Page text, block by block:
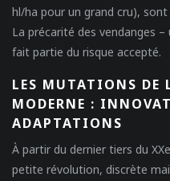
hl/ha pour un grand cru),
La précarité des vendanges
fait partie du risque accepté.
LES MUTATIONS DE
MODERNE :
ADAPTATIONS
À partir du dernier tiers du
petite révolution, discrète